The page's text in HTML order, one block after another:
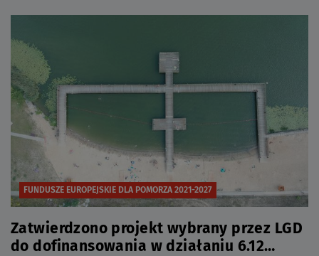
FUNDUSZE EUROPEJSKIE DLA POMORZA 2021-2027
Zatwierdzono projekt wybrany przez LGD
do dofinansowania w działaniu 6.12